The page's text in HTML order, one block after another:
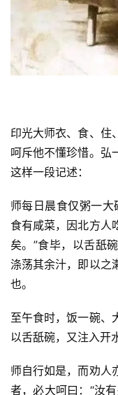
印光大师衣、食、住
呵斥他不懂珍惜。弘
这样一段记述：
师每日晨食仅粥一
食有咸菜，因北方人
矣。”食毕，以舌舐
涤荡其余汁，即以之
也。
至午食时，饭一碗、
以舌舐碗，又注入开
师自行如是，而劝人
者，必大呵曰：“汝